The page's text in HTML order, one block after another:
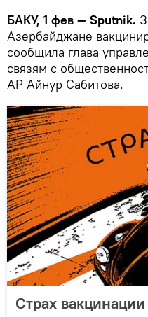
БАКУ, 1 фев — Sputnik.
Азербайджане
сообщила глава
связям с
АР Айнур Сабитова.
Страх